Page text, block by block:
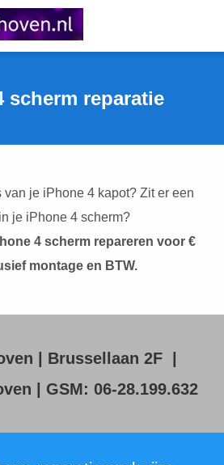
scherm reparatie
van je iPhone 4 kapot? Zit er een
je iPhone 4 scherm?
4 scherm repareren voor €
montage en BTW.
| Brussellaan 2F |
| GSM: 06-28.199.632